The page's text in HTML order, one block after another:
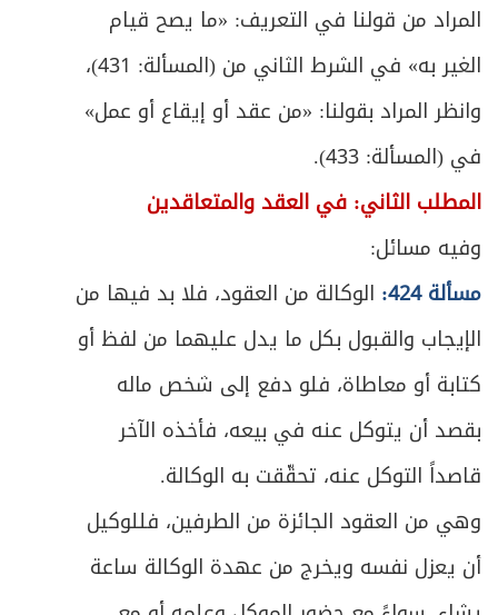
المراد من قولنا في التعريف: «ما يصح قيام
الغير به» في الشرط الثاني من (المسألة: 431)،
وانظر المراد بقولنا: «من عقد أو إيقاع أو عمل»
في (المسألة: 433).
المطلب الثاني: في العقد والمتعاقدين
وفيه مسائل:
مسألة 424:
الوكالة من العقود، فلا بد فيها من
الإيجاب والقبول بكل ما يدل عليهما من لفظ أو
كتابة أو معاطاة، فلو دفع إلى شخص ماله
بقصد أن يتوكل عنه في بيعه، فأخذه الآخر
قاصداً التوكل عنه، تحقّقت به الوكالة.
وهي من العقود الجائزة من الطرفين، فللوكيل
أن يعزل نفسه ويخرج من عهدة الوكالة ساعة
ص
634 المبحث الخامس: في أحكام عامة/ الطلاق
ص637 الفصل الثاني في الخلع والمباراة
639 المبحث الأول: في الخلع
ص
645 المبحث الثاني: في المباراة
ص
656 الباب الثالث: في الميراث
ص
659
الفصل الأول: في موجبات الإرث وأقسام الوارث
661 المبحث الأول: في موجبات الإرث وطبقات الوارث
ص
664
المبحث الثاني: في مرتكزات تقدير الحصص
وأقسام الوارث من هذه الجهة
ص
671 المبحث الثالث: في الشروط المعتبرة في الوارث